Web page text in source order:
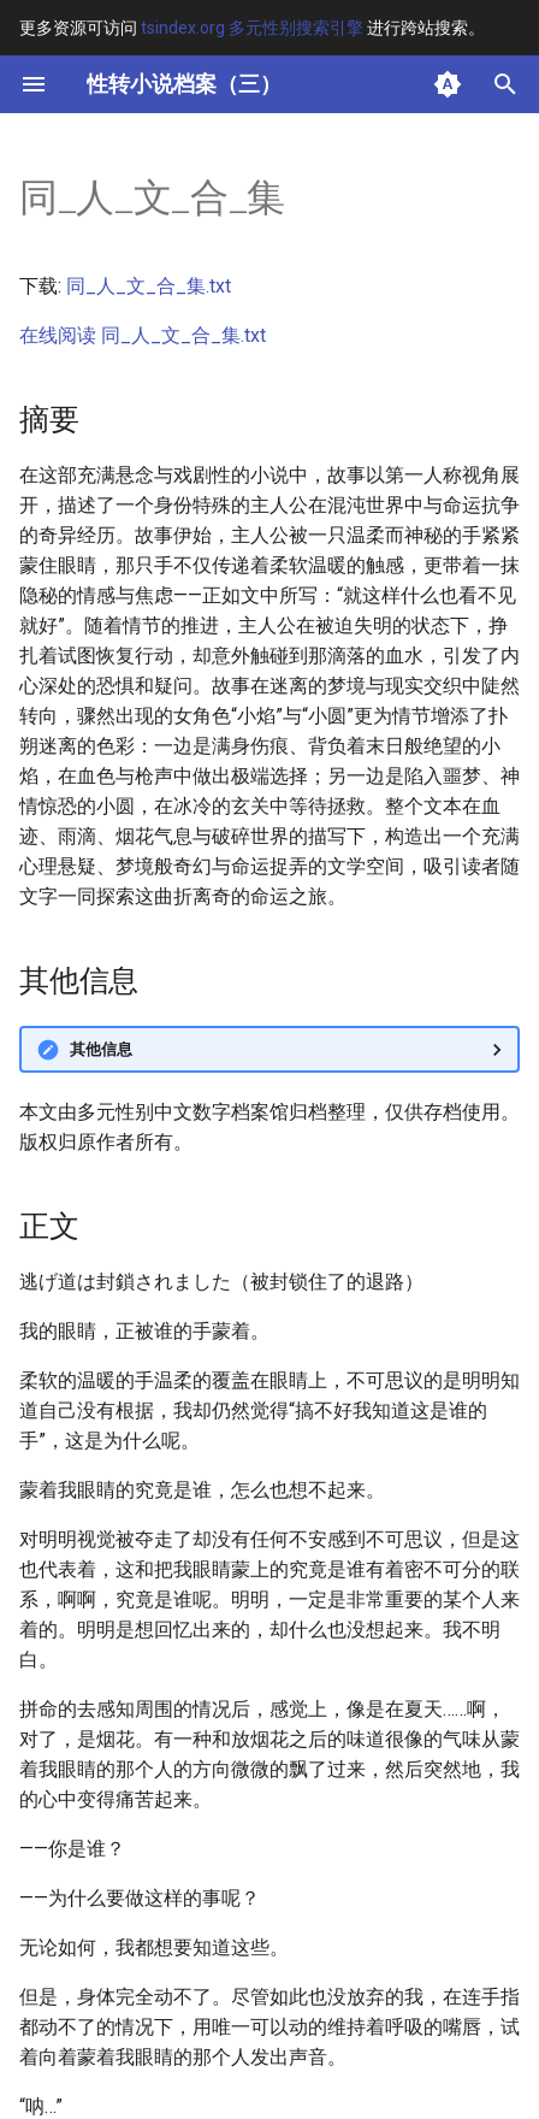
更多资源可访问 tsindex.org 多元性别搜索引擎进行跨站搜索。
性转小说档案（三）
键
开
搜
索
其他信息
正文
同_人_文_合_集
下载: 同_人_文_合_集.txt
在线阅读 同_人_文_合_集.txt
摘要
在这部充满悬念与戏剧性的小说中，故事以第一人称视角展
开，描述了一个身份特殊的主人公在混沌世界中与命运抗争
的奇异经历。故事伊始，主人公被一只温柔而神秘的手紧紧
蒙住眼睛，那只手不仅传递着柔软温暖的触感，更带着一抹
隐秘的情感与焦虑——正如文中所写：“就这样什么也看不见
就好”。随着情节的推进，主人公在被迫失明的状态下，挣
扎着试图恢复行动，却意外触碰到那滴落的血水，引发了内
心深处的恐惧和疑问。故事在迷离的梦境与现实交织中陡然
转向，骤然出现的女角色“小焰”与“小圆”更为情节增添了扑
朔迷离的色彩：一边是满身伤痕、背负着末日般绝望的小
焰，在血色与枪声中做出极端选择；另一边是陷入噩梦、神
情惊恐的小圆，在冰冷的玄关中等待拯救。整个文本在血
迹、雨滴、烟花气息与破碎世界的描写下，构造出一个充满
心理悬疑、梦境般奇幻与命运捉弄的文学空间，吸引读者随
文字一同探索这曲折离奇的命运之旅。
其他信息
其他信息
本文由多元性别中文数字档案馆归档整理，仅供存档使用。
版权归原作者所有。
正文
逃げ道は封鎖されました（被封锁住了的退路）
我的眼睛，正被谁的手蒙着。
柔软的温暖的手温柔的覆盖在眼睛上，不可思议的是明明知
道自己没有根据，我却仍然觉得“搞不好我知道这是谁的
手”，这是为什么呢。
蒙着我眼睛的究竟是谁，怎么也想不起来。
对明明视觉被夺走了却没有任何不安感到不可思议，但是这
也代表着，这和把我眼睛蒙上的究竟是谁有着密不可分的联
系，啊啊，究竟是谁呢。明明，一定是非常重要的某个人来
着的。明明是想回忆出来的，却什么也没想起来。我不明
白。
拼命的去感知周围的情况后，感觉上，像是在夏天……啊，
对了，是烟花。有一种和放烟花之后的味道很像的气味从蒙
着我眼睛的那个人的方向微微的飘了过来，然后突然地，我
的心中变得痛苦起来。
——你是谁？
——为什么要做这样的事呢？
无论如何，我都想要知道这些。
但是，身体完全动不了。尽管如此也没放弃的我，在连手指
都动不了的情况下，用唯一可以动的维持着呼吸的嘴唇，试
着向着蒙着我眼睛的那个人发出声音。
“呐…”